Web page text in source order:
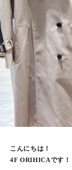
こんにちは！
4F ORIHICAです！